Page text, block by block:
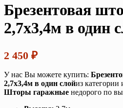
Брезентовая
2,7х3,4м в один
2 450 ₽
У нас Вы можете купить:
2,7х3,4м в один слойиз категории
Шторы гаражные недорого по